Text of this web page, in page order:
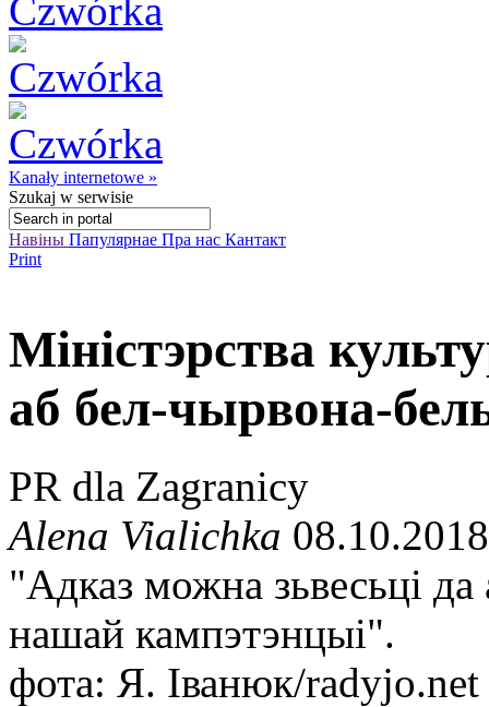
Kanały internetowe »
Szukaj w serwisie
Навіны Папулярнае Пра нас Кантакт
Print
Міністэрства
аб бел-чырвона-
PR dla Zagranicy
Alena Vialichka
"Адказ можна зьвесьці да
нашай кампэтэнцыі".
фота: Я. Іванюк/radyjo.net